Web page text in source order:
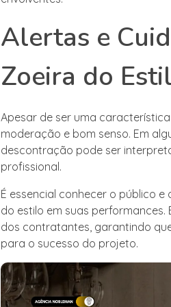
Alertas e
Zoeira do
Apesar de ser uma
moderação e bom senso. Em
descontração pode ser
profissional.
É essencial conhecer o público
do estilo em suas
dos contratantes, garantindo
para o sucesso do projeto.